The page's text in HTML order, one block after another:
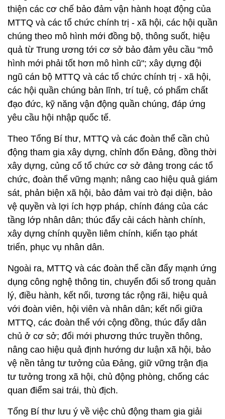
thiện các cơ chế bảo đảm vận hành hoạt động của
MTTQ và các tổ chức chính trị - xã hội, các hội quần
chúng theo mô hình mới đồng bộ, thông suốt, hiệu
quả từ Trung ương tới cơ sở bảo đảm yêu cầu "mô
hình mới phải tốt hơn mô hình cũ"; xây dựng đội
ngũ cán bộ MTTQ và các tổ chức chính trị - xã hội,
các hội quần chúng bản lĩnh, trí tuệ, có phẩm chất
đạo đức, kỹ năng vận động quần chúng, đáp ứng
yêu cầu hội nhập quốc tế.
Theo Tổng Bí thư, MTTQ và các đoàn thể cần chủ
động tham gia xây dựng, chỉnh đốn Đảng, đồng thời
xây dựng, củng cố tổ chức cơ sở đảng trong các tổ
chức, đoàn thể vững mạnh; nâng cao hiệu quả giám
sát, phản biện xã hội, bảo đảm vai trò đại diện, bảo
vệ quyền và lợi ích hợp pháp, chính đáng của các
tầng lớp nhân dân; thúc đẩy cải cách hành chính,
xây dựng chính quyền liêm chính, kiến tạo phát
triển, phục vụ nhân dân.
Ngoài ra, MTTQ và các đoàn thể cần đẩy mạnh ứng
dụng công nghệ thông tin, chuyển đổi số trong quản
lý, điều hành, kết nối, tương tác rộng rãi, hiệu quả
với đoàn viên, hội viên và nhân dân; kết nối giữa
MTTQ, các đoàn thể với cộng đồng, thúc đẩy dân
chủ ở cơ sở; đổi mới phương thức truyền thông,
nâng cao hiệu quả định hướng dư luận xã hội, bảo
vệ nền tảng tư tưởng của Đảng, giữ vững trận địa
tư tưởng trong xã hội, chủ động phòng, chống các
quan điểm sai trái, thù địch.
Tổng Bí thư lưu ý về việc chủ động tham gia giải